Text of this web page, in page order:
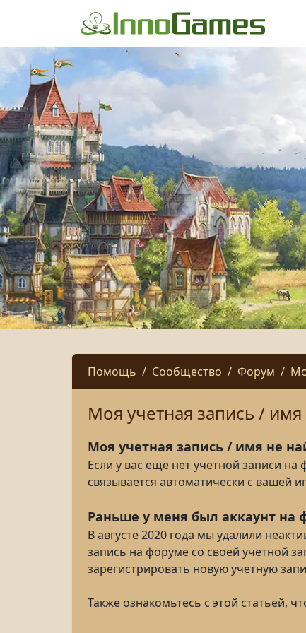
Помощь Сообщество Форум
Моя учетная запись /
Моя учетная запись / имя не
Если у вас еще нет учетной записи
связывается автоматически с вашей
Раньше у меня был аккаунт на
В августе 2020 года мы удалили
запись на форуме со своей учетной
зарегистрировать новую учетную
Также ознакомьтесь с этой статьей,